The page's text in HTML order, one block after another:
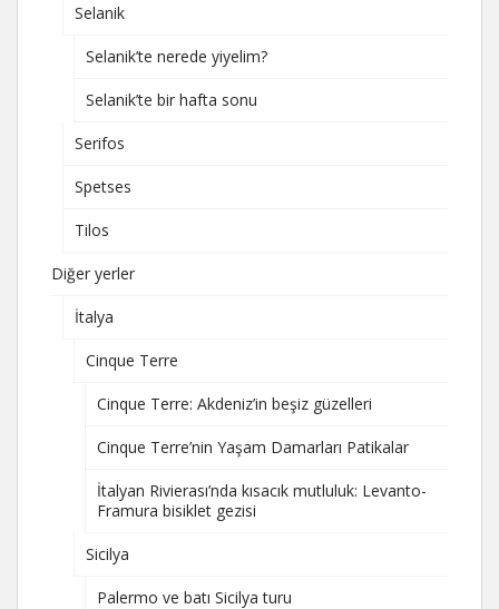
Selanik
Selanik’te nerede yiyelim?
Selanik’te bir hafta sonu
Serifos
Spetses
Tilos
Diğer yerler
İtalya
Cinque Terre
Cinque Terre: Akdeniz’in beşiz güzelleri
Cinque Terre’nin Yaşam Damarları Patikalar
İtalyan Rivierası’nda kısacık mutluluk: Levanto-
Framura bisiklet gezisi
Sicilya
Palermo ve batı Sicilya turu